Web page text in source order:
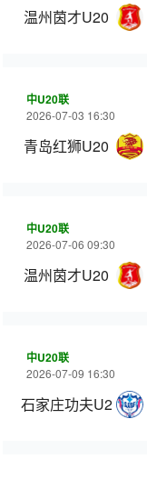
温州茵才U20
中U20联
2026-07-03 16:30
青岛红狮U20
中U20联
2026-07-06 09:30
温州茵才U20
中U20联
2026-07-09 16:30
石家庄功夫U20